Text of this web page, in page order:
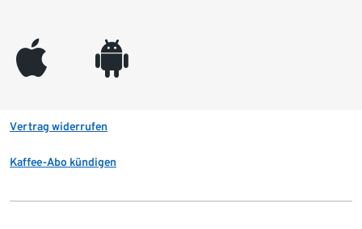
appleinc android
Vertrag widerrufen
Kaffee-Abo kündigen